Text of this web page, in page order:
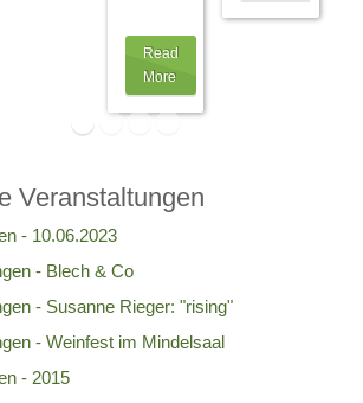
Read
More
Veranstaltungen
- 10.06.2023
- Blech & Co
- Susanne Rieger: "rising"
- Weinfest im Mindelsaal
- 2015